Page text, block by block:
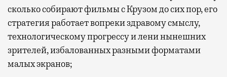
сколько собирают фильмы с Крузом до сих пор, его
стратегия работает вопреки здравому смыслу,
технологическому прогрессу и лени нынешних
зрителей, избалованных разными форматами
малых экранов;